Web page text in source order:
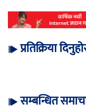
प्रतिक्रिया
सम्बन्धित